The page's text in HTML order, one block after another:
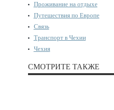
Проживание на отдыхе
Путешествия по Европе
Связь
Транспорт в Чехии
Чехия
СМОТРИТЕ ТАКЖЕ